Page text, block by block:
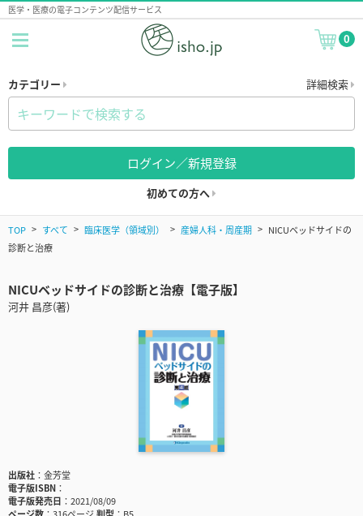
医学・医療の電子コンテンツ配信サービス
0
カテゴリー 詳細検索
ログイン／新規登録
初めての方へ
TOP すべて 臨床医学（領域別） 産婦人科・周産期
NICUベッドサイドの
診断と治療
NICUベッドサイドの診断と治療【電子版】
河井 昌彦(著)
出版社
金芳堂
電子版ISBN
電子版発売日
2021/08/09